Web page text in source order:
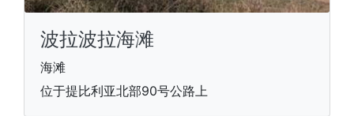
波拉波拉海滩
海滩
位于提比利亚北部90号公路上